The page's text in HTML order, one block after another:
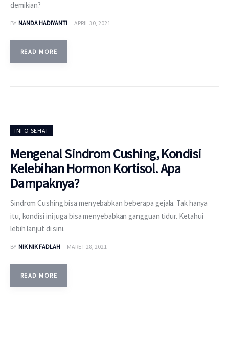
demikian?
BY NANDA HADIYANTI APRIL 30, 2021
READ MORE
INFO SEHAT
Mengenal Sindrom Cushing, Kondisi
Kelebihan Hormon Kortisol. Apa
Dampaknya?
Sindrom Cushing bisa menyebabkan beberapa gejala. Tak hanya
itu, kondisi ini juga bisa menyebabkan gangguan tidur. Ketahui
lebih lanjut di sini.
BY NIK NIK FADLAH MARET 28, 2021
READ MORE